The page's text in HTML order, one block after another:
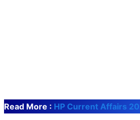
Read More : HP Current Affairs